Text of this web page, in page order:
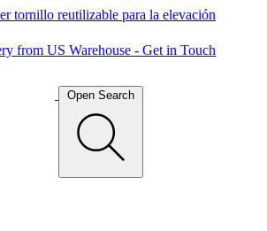
tornillo reutilizable para la elevación
from US Warehouse - Get in Touch
Open Search